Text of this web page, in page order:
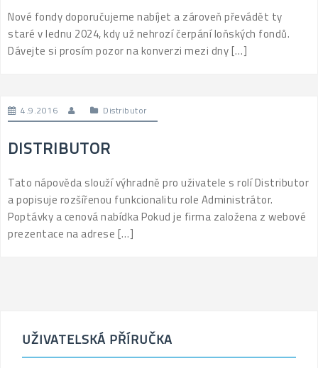
Nové fondy doporučujeme nabíjet a zároveň převádět ty
staré v lednu 2024, kdy už nehrozí čerpání loňských fondů.
Dávejte si prosím pozor na konverzi mezi dny […]
4.9.2016 Distributor
DISTRIBUTOR
Tato nápověda slouží výhradně pro uživatele s rolí Distributor
a popisuje rozšířenou funkcionalitu role Administrátor.
Poptávky a cenová nabídka Pokud je firma založena z webové
prezentace na adrese […]
UŽIVATELSKÁ PŘÍRUČKA